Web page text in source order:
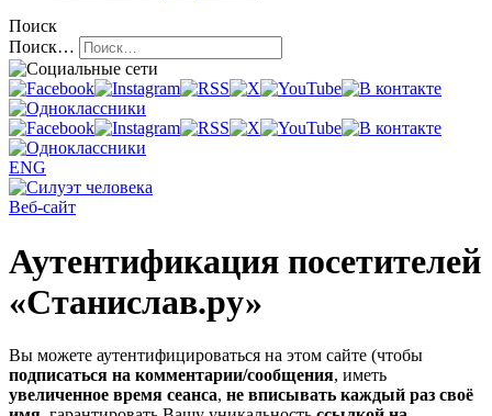
Поиск
Поиск…
ENG
Веб-сайт
Аутентификация посетителей
«Станислав.ру»
Вы можете аутентифицироваться на этом сайте (чтобы
подписаться на комментарии/сообщения, иметь
увеличенное время сеанса, не вписывать каждый раз своё